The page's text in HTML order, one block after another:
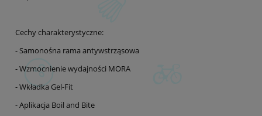
Cechy charakterystyczne:
- Samonośna rama antywstrząsowa
- Wzmocnienie wydajności MORA
- Wkładka Gel-Fit
- Aplikacja Boil and Bite